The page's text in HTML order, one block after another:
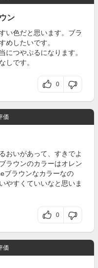
ン
い色だと思います。ブラ
めしたいです。
につやぷるになります。
しです。
0
価
おいがあって、すきでよ
ラウンのカラーはオレン
ブラウンなカラーなの
やすくていいなと思いま
0
価